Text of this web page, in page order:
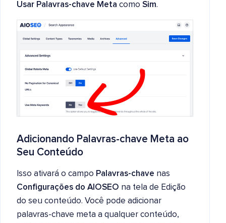
Usar Palavras-chave Meta como Sim.
Adicionando Palavras-chave Meta ao
Seu Conteúdo
Isso ativará o campo Palavras-chave nas
Configurações do AIOSEO na tela de Edição
do seu conteúdo. Você pode adicionar
palavras-chave meta a qualquer conteúdo,